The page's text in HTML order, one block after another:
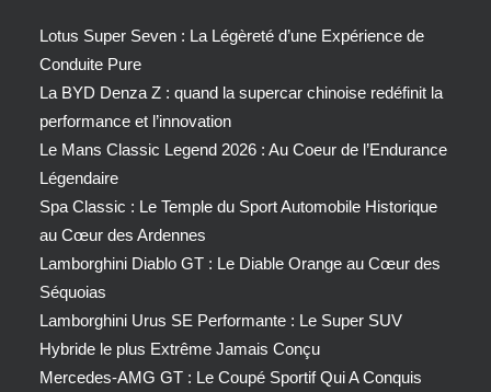
Lotus Super Seven : La Légèreté d’une Expérience de
Conduite Pure
La BYD Denza Z : quand la supercar chinoise redéfinit la
performance et l’innovation
Le Mans Classic Legend 2026 : Au Coeur de l’Endurance
Légendaire
Spa Classic : Le Temple du Sport Automobile Historique
au Cœur des Ardennes
Lamborghini Diablo GT : Le Diable Orange au Cœur des
Séquoias
Lamborghini Urus SE Performante : Le Super SUV
Hybride le plus Extrême Jamais Conçu
Mercedes-AMG GT : Le Coupé Sportif Qui A Conquis